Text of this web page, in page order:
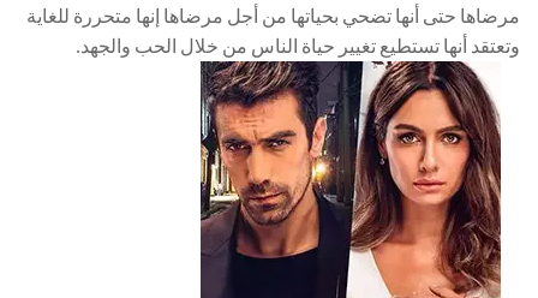
مرضاها حتى أنها تضحي بحياتها من أجل مرضاها إنها متحررة للغاية
وتعتقد أنها تستطيع تغيير حياة الناس من خلال الحب والجهد.